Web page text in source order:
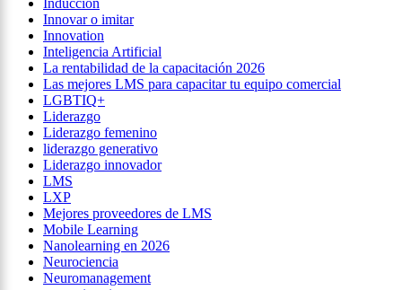
Inducción
Innovar o imitar
Innovation
Inteligencia Artificial
La rentabilidad de la capacitación 2026
Las mejores LMS para capacitar tu equipo comercial
LGBTIQ+
Liderazgo
Liderazgo femenino
liderazgo generativo
Liderazgo innovador
LMS
LXP
Mejores proveedores de LMS
Mobile Learning
Nanolearning en 2026
Neurociencia
Neuromanagement